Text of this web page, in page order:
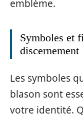
emblème.
Symboles et
discernement
Les symboles
blason sont
votre identité.